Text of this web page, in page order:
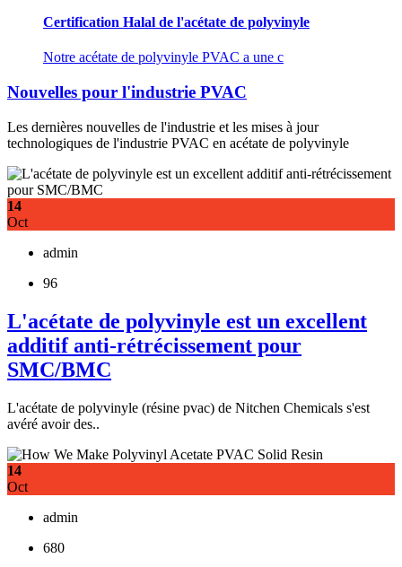
Certification Halal de l'acétate de polyvinyle
Notre acétate de polyvinyle PVAC a une c
Nouvelles pour l'industrie PVAC
Les dernières nouvelles de l'industrie et les mises à jour
technologiques de l'industrie PVAC en acétate de polyvinyle
14
Oct
admin
96
L'acétate de polyvinyle est un excellent
additif anti-rétrécissement pour
SMC/BMC
L'acétate de polyvinyle (résine pvac) de Nitchen Chemicals s'est
avéré avoir des..
14
Oct
admin
680